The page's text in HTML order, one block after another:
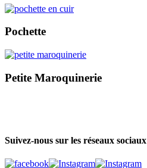
Pochette
Petite Maroquinerie
Suivez-nous sur les réseaux sociaux